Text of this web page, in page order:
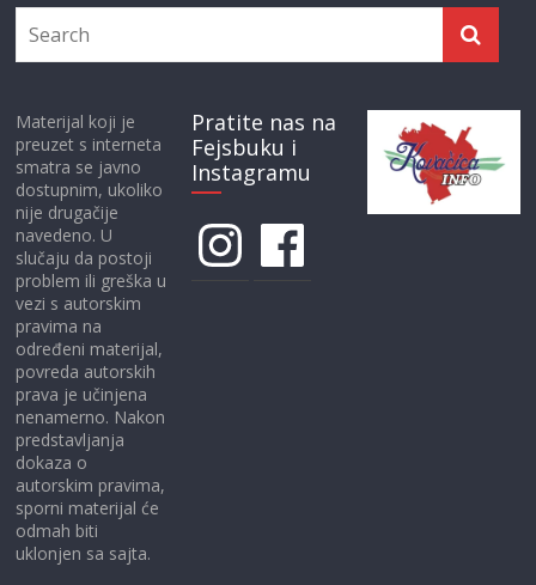
Materijal koji je
preuzet s interneta
smatra se javno
dostupnim, ukoliko
nije drugačije
navedeno. U
slučaju da postoji
problem ili greška u
vezi s autorskim
pravima na
određeni materijal,
povreda autorskih
prava je učinjena
nenamerno. Nakon
predstavljanja
dokaza o
autorskim pravima,
sporni materijal će
odmah biti
uklonjen sa sajta.
Pratite nas na
Fejsbuku i
Instagramu
InstagramFacebook